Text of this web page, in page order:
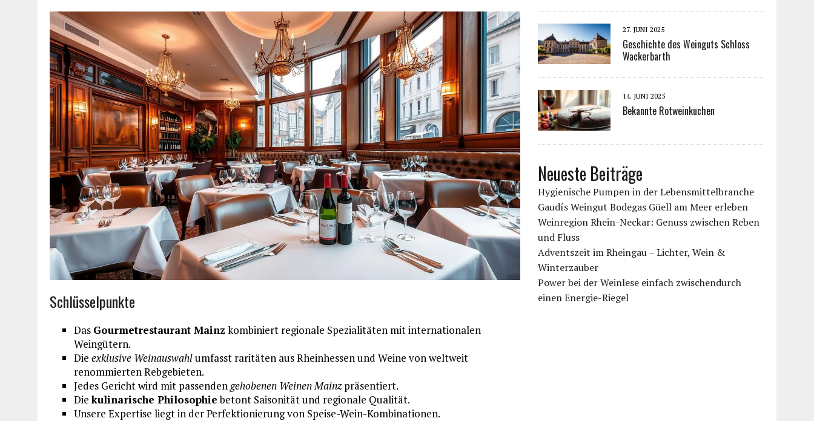
Schlüsselpunkte
Das Gourmetrestaurant Mainz kombiniert regionale Spezialitäten mit internationalen
Weingütern.
Die exklusive Weinauswahlumfasst raritäten aus Rheinhessen und Weine von weltweit
renommierten Rebgebieten.
Jedes Gericht wird mit passendengehobenen Weinen Mainzpräsentiert.
Diekulinarische Philosophiebetont Saisonität und regionale Qualität.
Unsere Expertise liegt in der Perfektionierung von Speise-Wein-Kombinationen.
27. JUNI 2025
Geschichte des Weinguts Schloss
Wackerbarth
14. JUNI 2025
Bekannte Rotweinkuchen
Neueste Beiträge
Hygienische Pumpen in der Lebensmittelbranche
Gaudís Weingut Bodegas Güell am Meer erleben
Weinregion Rhein-Neckar: Genuss zwischen Reben
und Fluss
Adventszeit im Rheingau – Lichter, Wein &
Winterzauber
Power bei der Weinlese einfach zwischendurch
einen Energie-Riegel